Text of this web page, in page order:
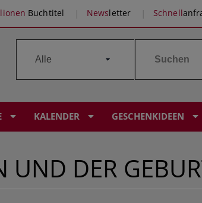
Buchtitel Newsletter Schnell
KALENDER GESCHENKIDEEN
UND DER